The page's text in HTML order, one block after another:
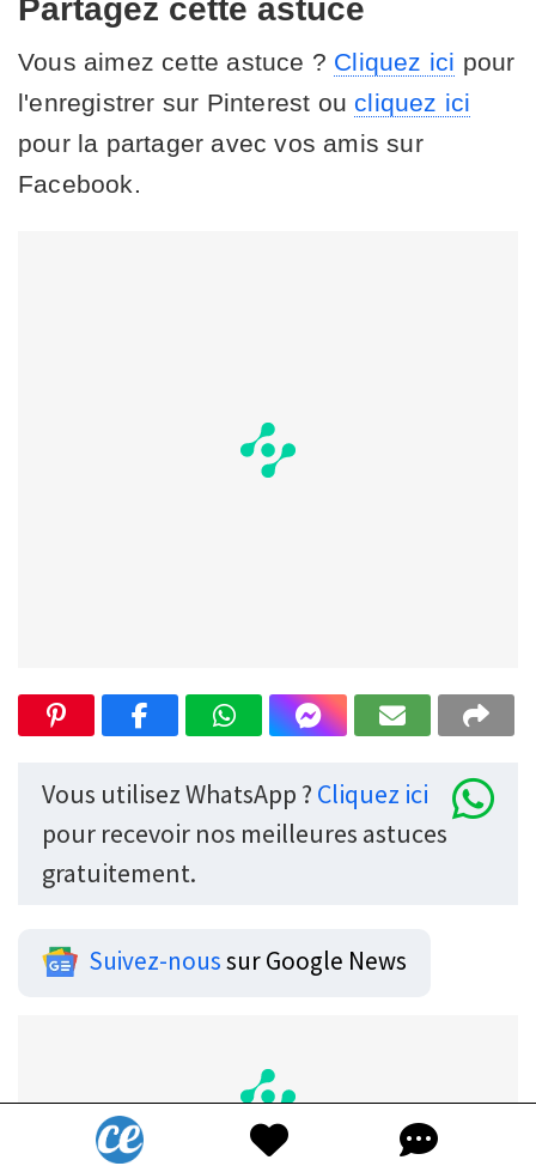
Partagez cette astuce
Vous aimez cette astuce ? Cliquez ici pour
l'enregistrer sur Pinterest ou cliquez ici
pour la partager avec vos amis sur
Facebook.
Vous utilisez WhatsApp ? Cliquez ici
pour recevoir nos meilleures astuces
gratuitement.
Suivez-noussur Google News